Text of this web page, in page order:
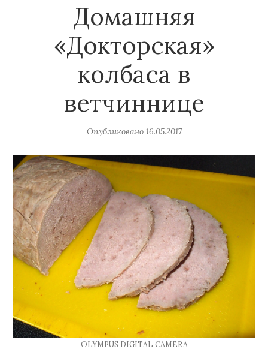
Домашняя
«Докторская»
колбаса в
ветчиннице
Опубликовано 16.05.2017
OLYMPUS DIGITAL CAMERA